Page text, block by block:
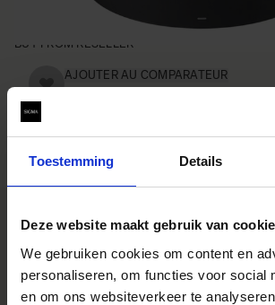
Toestemming Details
Deze website maakt gebruik van
We gebruiken cookies om content en
personaliseren, om functies voor social
en om ons websiteverkeer te
BUY FROM RESELLER
AJOUTER AU COMPARATEUR
SPECIFICATIONS
FONCTIONNALITÉS